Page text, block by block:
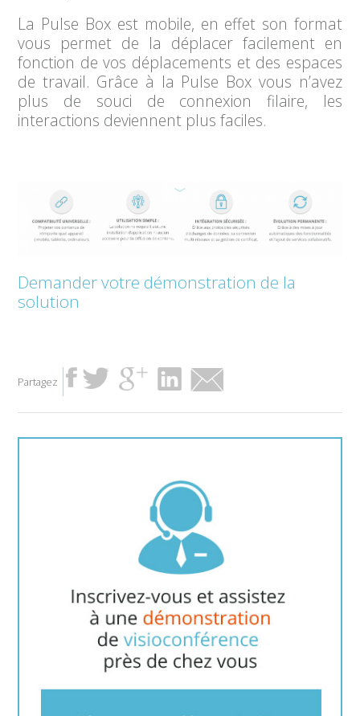
La Pulse Box est mobile, en effet son format
vous permet de la déplacer facilement en
fonction de vos déplacements et des espaces
de travail. Grâce à la Pulse Box vous n’avez
plus de souci de connexion filaire, les
interactions deviennent plus faciles.
Demander votre démonstration de la
solution
Partagez